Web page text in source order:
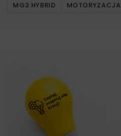
MG3 HYBRID
MOTORYZACJA